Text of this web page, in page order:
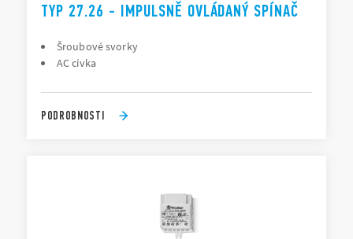
TYP 27.26 - IMPULSNĚ OVLÁDANÝ SPÍNAČ
Šroubové svorky
AC cívka
PODROBNOSTI